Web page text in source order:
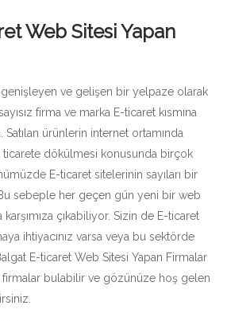
Web Sitesi Yapan
ve gelişen bir yelpaze olarak
sayısız firma ve marka E-ticaret kısmına
Satılan ürünlerin internet ortamında
ticarete dökülmesi konusunda birçok
E-ticaret sitelerinin sayıları bir
sebeple her geçen gün yeni bir web
karşımıza çıkabiliyor. Sizin de E-ticaret
ihtiyacınız varsa veya bu sektörde
E-ticaret Web Sitesi Yapan Firmalar
firmalar bulabilir ve gözünüze hoş gelen